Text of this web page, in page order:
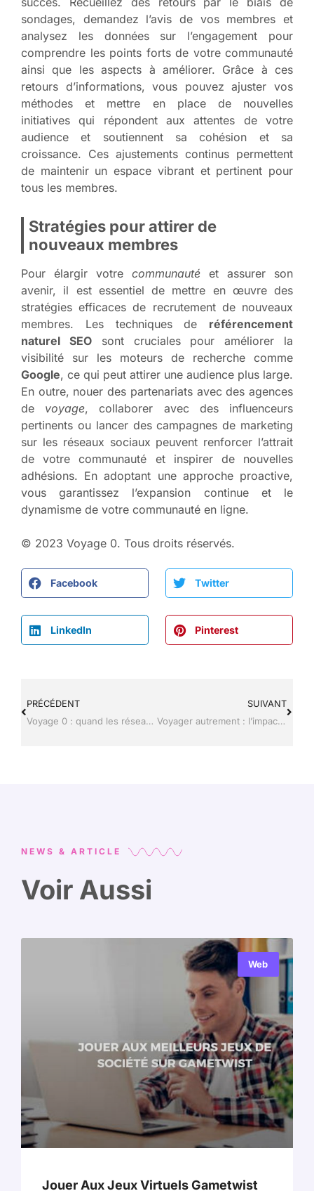
sondages, demandez l’avis de vos membres et
analysez les données sur l’engagement pour
comprendre les points forts de votre communauté
ainsi que les aspects à améliorer. Grâce à ces
retours d’informations, vous pouvez ajuster vos
méthodes et mettre en place de nouvelles
initiatives qui répondent aux attentes de votre
audience et soutiennent sa cohésion et sa
croissance. Ces ajustements continus permettent
de maintenir un espace vibrant et pertinent pour
tous les membres.
Stratégies pour attirer de
nouveaux membres
Pour élargir votre communauté et assurer son
avenir, il est essentiel de mettre en œuvre des
stratégies efficaces de recrutement de nouveaux
membres. Les techniques de référencement
naturel SEOsont cruciales pour améliorer la
visibilité sur les moteurs de recherche comme
Google, ce qui peut attirer une audience plus large.
En outre, nouer des partenariats avec des agences
de voyage, collaborer avec des influenceurs
pertinents ou lancer des campagnes de marketing
sur les réseaux sociaux peuvent renforcer l’attrait
de votre communauté et inspirer de nouvelles
adhésions. En adoptant une approche proactive,
vous garantissez l’expansion continue et le
dynamisme de votre communauté en ligne.
© 2023 Voyage 0. Tous droits réservés.
Facebook Twitter
LinkedIn Pinterest
PRÉCÉDENT
Voyage 0 : quand les réseaux sociaux boostent votre destination rêvée !
SUIVANT
Voyager autrement : l’impact révolutionnaire de la high-tech sur le tourisme
NEWS & ARTICLE
Voir Aussi
Web
Jouer Aux Jeux Virtuels Gametwist